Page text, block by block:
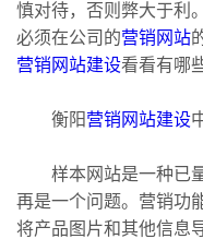
慎对待，否则弊大于利
必须在公司的营销网站
营销网站建设看看有哪
衡阳营销网站建设
样本网站是一种已量
再是一个问题。营销功
将产品图片和其他信息